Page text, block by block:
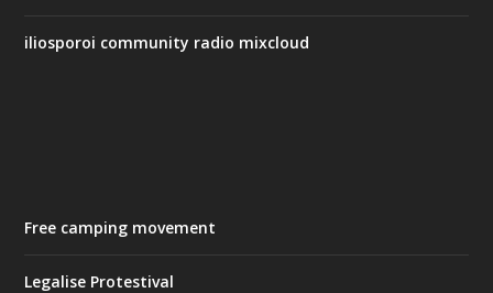
iliosporoi community radio mixcloud
Free camping movement
Legalise Protestival